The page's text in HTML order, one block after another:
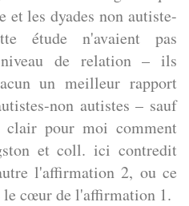
et les dyades non autiste-
étude n'avaient pas
de relation – ils
un meilleur rapport
non autistes – sauf
clair pour moi comment
et coll. ici contredit
l'affirmation 2, ou ce
le cœur de l'affirmation 1.